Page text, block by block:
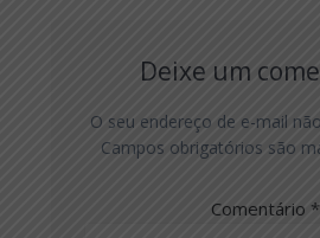
Deixe um
O seu endereço de e-mail
Campos obrigatórios são
Comentário *